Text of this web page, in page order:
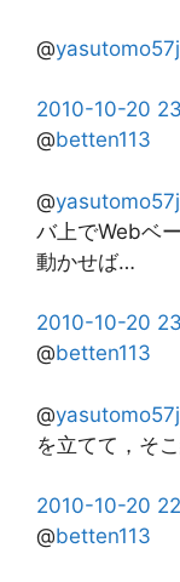
@
2010-10-20
@betten113
@
バ上でWebベ
動かせば…
2010-10-20
@betten113
@
を立てて，そ
2010-10-20
@betten113